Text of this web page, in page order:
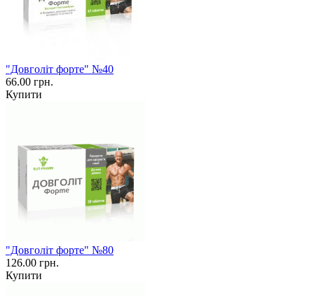
"Довголіт форте" №40
66.00 грн.
Купити
"Довголіт форте" №80
126.00 грн.
Купити